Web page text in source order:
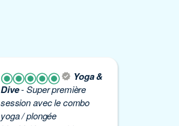
Yoga &
Dive- Super première
session avec le combo
yoga / plongée